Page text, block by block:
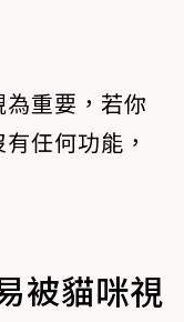
重要，若你
任何功能，
被貓咪視